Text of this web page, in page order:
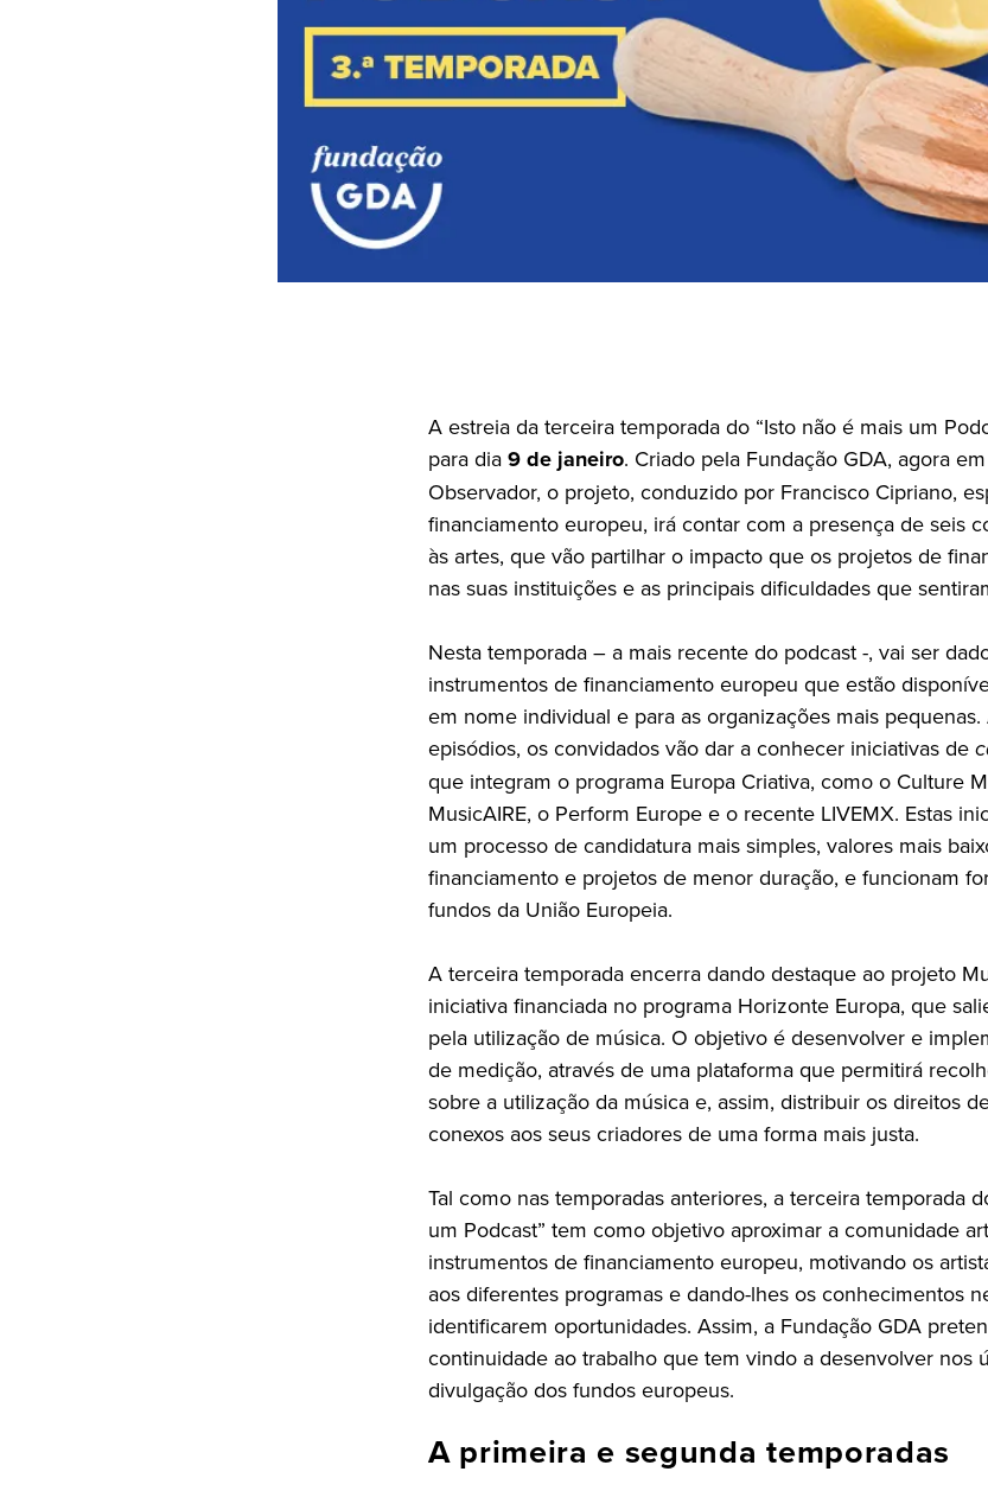
A estreia da terceira temporada do “Isto não é mais um
para dia 9 de janeiro. Criado pela Fundação GDA, agora
Observador, o projeto, conduzido por Francisco Cipriano,
financiamento europeu, irá contar com a presença de seis
às artes, que vão partilhar o impacto que os projetos de
nas suas instituições e as principais dificuldades que
Nesta temporada – a mais recente do podcast -, vai ser
instrumentos de financiamento europeu que estão
em nome individual e para as organizações mais
episódios, os convidados vão dar a conhecer iniciativas de
que integram o programa Europa Criativa, como o Culture
MusicAIRE, o Perform Europe e o recente LIVEMX. Estas
um processo de candidatura mais simples, valores mais
financiamento e projetos de menor duração, e funcionam
fundos da União Europeia.
A terceira temporada encerra dando destaque ao projeto
iniciativa financiada no programa Horizonte Europa, que
pela utilização de música. O objetivo é desenvolver e
de medição, através de uma plataforma que permitirá
sobre a utilização da música e, assim, distribuir os direitos
conexos aos seus criadores de uma forma mais justa.
Tal como nas temporadas anteriores, a terceira temporada
um Podcast” tem como objetivo aproximar a comunidade
instrumentos de financiamento europeu, motivando os
aos diferentes programas e dando-lhes os conhecimentos
identificarem oportunidades. Assim, a Fundação GDA
continuidade ao trabalho que tem vindo a desenvolver nos
divulgação dos fundos europeus.
A primeira e segunda temporadas